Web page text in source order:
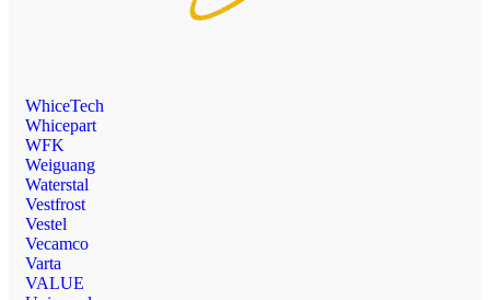
WhiceTech
Whicepart
WFK
Weiguang
Waterstal
Vestfrost
Vestel
Vecamco
Varta
VALUE